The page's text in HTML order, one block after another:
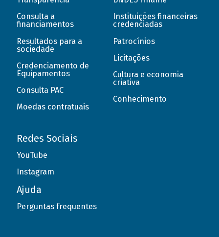
Consulta a
financiamentos
Resultados para a
sociedade
Credenciamento de
Equipamentos
Consulta PAC
Moedas contratuais
Instituições financeiras
credenciadas
Patrocínios
Licitações
Cultura e economia
criativa
Conhecimento
Redes Sociais
YouTube
Instagram
Ajuda
Perguntas frequentes